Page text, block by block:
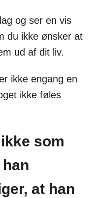
og ser en vis
du ikke ønsker at
ud af dit liv.
ikke engang en
ikke føles
som
at han